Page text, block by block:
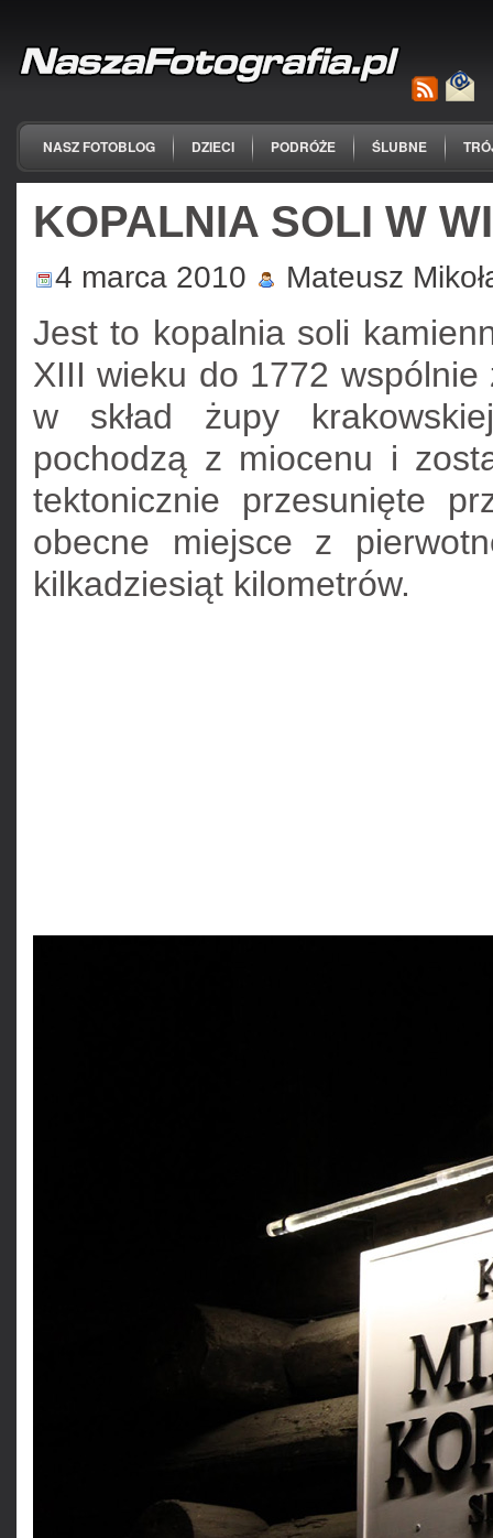
NASZ FOTOBLOG DZIECI PODRÓŻE ŚLUBNE
KOPALNIA SOLI W
4 marca 2010 Mateusz
Jest to kopalnia soli
XIII wieku do 1772 wspólnie
w skład żupy
pochodzą z miocenu i
tektonicznie przesunięte
obecne miejsce z
kilkadziesiąt kilometrów.